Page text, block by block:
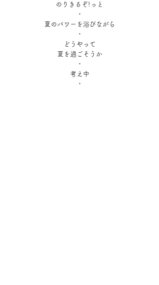
のりきるぞ!っと
・
夏のパワーを浴びながら
・
どうやって
夏を過ごそうか
・
考え中
・